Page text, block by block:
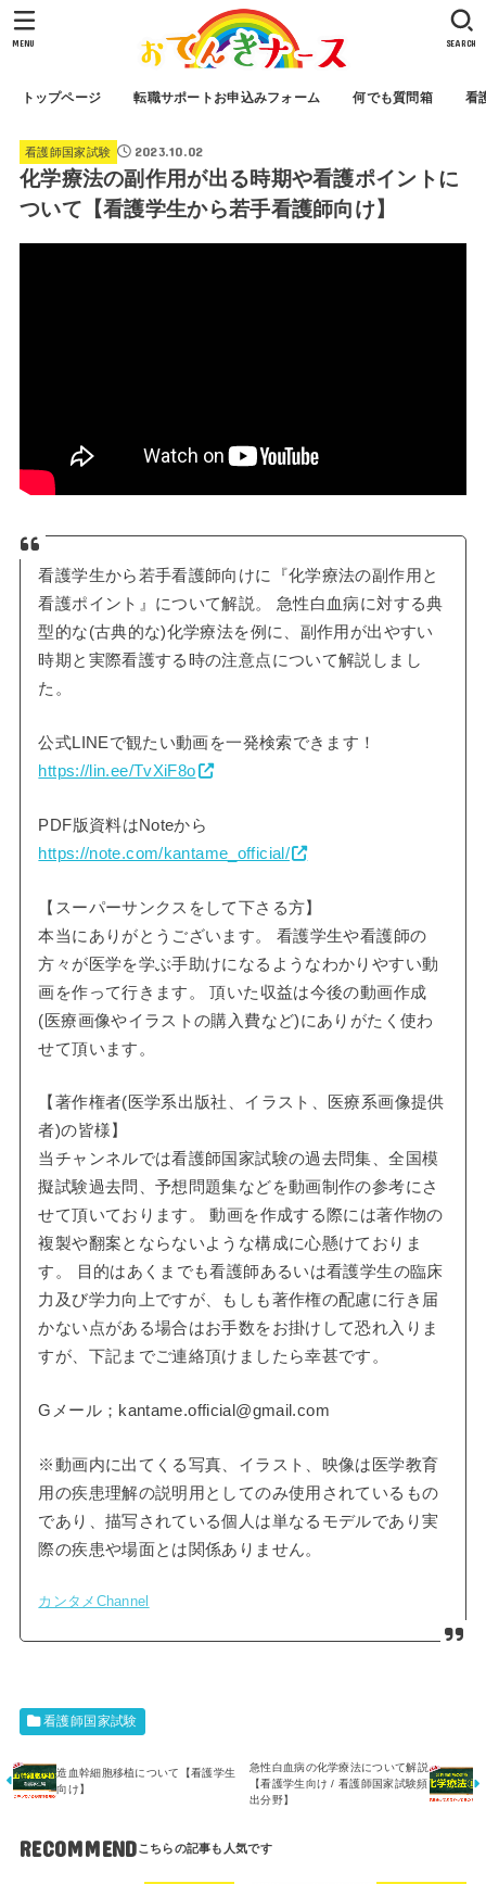
トップページ 転職サポートお申込みフォーム 何でも質問箱 看
SEARCH
MENU
看護師国家試験 2023.10.02
化学療法の副作用が出る時期や看護ポイントに
ついて【看護学生から若手看護師向け】
看護学生から若手看護師向けに『化学療法の副作用と
看護ポイント』について解説。 急性白血病に対する典
型的な(古典的な)化学療法を例に、副作用が出やすい
時期と実際看護する時の注意点について解説しまし
た。
公式LINEで観たい動画を一発検索できます！
https://lin.ee/TvXiF8o
PDF版資料はNoteから
https://note.com/kantame_official/
【スーパーサンクスをして下さる方】
本当にありがとうございます。 看護学生や看護師の
方々が医学を学ぶ手助けになるようなわかりやすい動
画を作って行きます。 頂いた収益は今後の動画作成
(医療画像やイラストの購入費など)にありがたく使わ
せて頂います。
【著作権者(医学系出版社、イラスト、医療系画像提供
者)の皆様】
当チャンネルでは看護師国家試験の過去問集、全国模
擬試験過去問、予想問題集などを動画制作の参考にさ
せて頂いております。 動画を作成する際には著作物の
複製や翻案とならないような構成に心懸けておりま
す。 目的はあくまでも看護師あるいは看護学生の臨床
力及び学力向上ですが、もしも著作権の配慮に行き届
かない点がある場合はお手数をお掛けして恐れ入りま
すが、下記までご連絡頂けましたら幸甚です。
Gメール；kantame.official@gmail.com
※動画内に出てくる写真、イラスト、映像は医学教育
用の疾患理解の説明用としてのみ使用されているもの
であり、描写されている個人は単なるモデルであり実
際の疾患や場面とは関係ありません。
カンタメChannel
看護師国家試験
造血幹細胞移植について【看護学生
向け】
急性白血病の化学療法について解説
【看護学生向け / 看護師国家試験頻
出分野】
RECOMMEND